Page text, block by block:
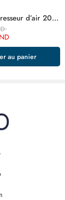
TOTAL compresseur d’air 200 litre 220v monophase TC1302002E
au panier